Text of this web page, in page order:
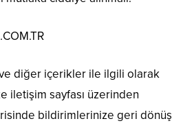
ve diğer içerikler ile ilgili olarak
iletişim sayfası üzerinden
bildirimlerinize geri dönüş